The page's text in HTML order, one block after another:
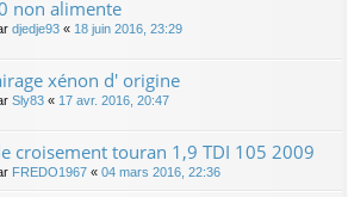
non alimente
djedje93 « 18 juin 2016, 23:29
xénon d' origine
Sly83 « 17 avr. 2016, 20:47
croisement touran 1,9 TDI 105 2009
FREDO1967 « 04 mars 2016, 22:36